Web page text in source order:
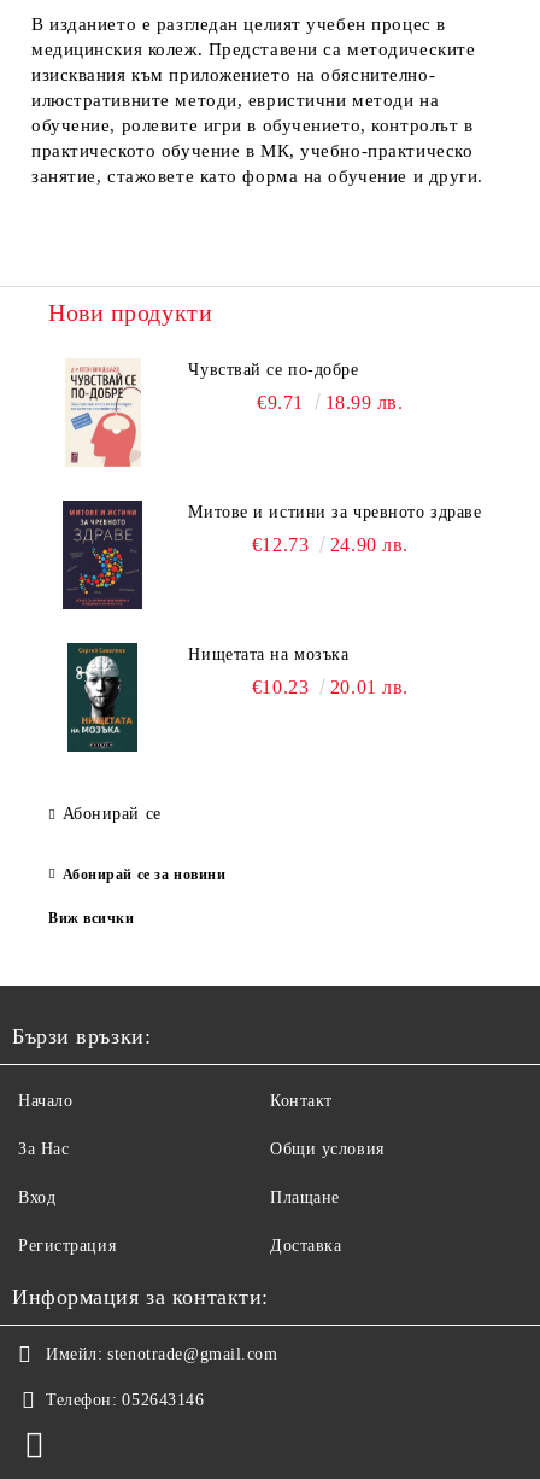
В изданието е разгледан целият учебен процес в
медицинския колеж. Представени са методическите
изисквания към приложението на обяснително-
илюстративните методи, евристични методи на
обучение, ролевите игри в обучението, контролът в
практическото обучение в МК, учебно-практическо
занятие, стажовете като форма на обучение и други.
Нови продукти
Чувствай се по-добре
€9.71 18.99 лв.
Митове и истини за чревното здраве
€12.73 24.90 лв.
Нищетата на мозъка
€10.23 20.01 лв.
Абонирай се
Абонирай се за новини
Виж всички
Бързи връзки:
Начало
За Нас
Вход
Регистрация
Контакт
Общи условия
Плащане
Доставка
Информация за контакти:
Имейл: stenotrade@gmail.com
Телефон: 052643146